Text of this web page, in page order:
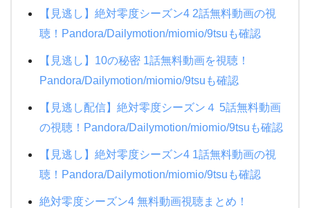
DEATH NOTE デスノート
悪の教典
パイレーツオブカリビアン/最後の海賊
ファンタスティックビーストと魔法使いの旅
悲しき天使
タッチ
ギブリーズ episode2
紅の豚
おもひでぽろぽろ
クレヨンしんちゃん 新婚旅行ハリケーン
クレヨンしんちゃん 電撃!ブタのヒヅメ大作戦
夜行観覧車
僕の生きる道
半沢直樹
恋におちたら~僕の成功の秘密~
ナニワ金融道
もみ消して冬 2019夏
【見逃し】絶対零度シーズン4 2話無料動画の視
聴！Pandora/Dailymotion/miomio/9tsuも確認
【見逃し】10の秘密 1話無料動画を視聴！
Pandora/Dailymotion/miomio/9tsuも確認
【見逃し配信】絶対零度シーズン４ 5話無料動画
の視聴！Pandora/Dailymotion/miomio/9tsuも確認
【見逃し】絶対零度シーズン4 1話無料動画の視
聴！Pandora/Dailymotion/miomio/9tsuも確認
絶対零度シーズン4 無料動画視聴まとめ！